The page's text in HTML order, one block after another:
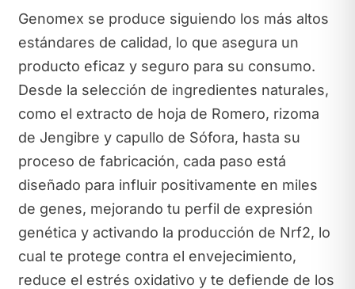
Genomex se produce siguiendo los más altos
estándares de calidad, lo que asegura un
producto eficaz y seguro para su consumo.
Desde la selección de ingredientes naturales,
como el extracto de hoja de Romero, rizoma
de Jengibre y capullo de Sófora, hasta su
proceso de fabricación, cada paso está
diseñado para influir positivamente en miles
de genes, mejorando tu perfil de expresión
genética y activando la producción de Nrf2, lo
cual te protege contra el envejecimiento,
reduce el estrés oxidativo y te defiende de los